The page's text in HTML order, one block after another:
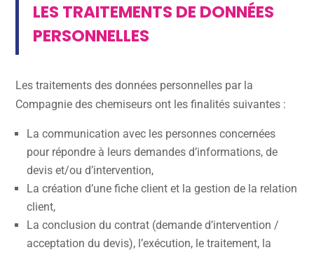
LES TRAITEMENTS DE DONNÉES
PERSONNELLES
Les traitements des données personnelles par la
Compagnie des chemiseurs ont les finalités suivantes :
La communication avec les personnes concernées
pour répondre à leurs demandes d’informations, de
devis et/ou d’intervention,
La création d’une fiche client et la gestion de la relation
client,
La conclusion du contrat (demande d’intervention /
acceptation du devis), l’exécution, le traitement, la